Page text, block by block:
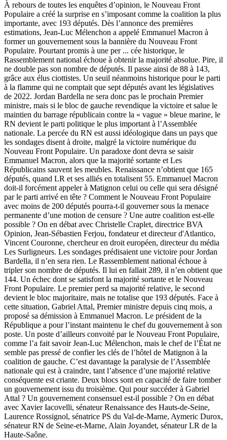
À rebours de toutes les enquêtes d’opinion, le Nouveau Front
Populaire a créé la surprise en s’imposant comme la coalition la plus
importante, avec 193 députés. Dès l’annonce des premières
estimations, Jean-Luc Mélenchon a appelé Emmanuel Macron à
former un gouvernement sous la bannière du Nouveau Front
Populaire. Pourtant promis à une per ... cée historique, le
Rassemblement national échoue à obtenir la majorité absolue. Pire, il
ne double pas son nombre de députés. Il passe ainsi de 88 à 143,
grâce aux élus ciottistes. Un seuil néanmoins historique pour le parti
à la flamme qui ne comptait que sept députés avant les législatives
de 2022. Jordan Bardella ne sera donc pas le prochain Premier
ministre, mais si le bloc de gauche revendique la victoire et salue le
maintien du barrage républicain contre la « vague » bleue marine, le
RN devient le parti politique le plus important à l’Assemblée
nationale. La percée du RN est aussi idéologique dans un pays que
les sondages disent à droite, malgré la victoire numérique du
Nouveau Front Populaire. Un paradoxe dont devra se saisir
Emmanuel Macron, alors que la majorité sortante et Les
Républicains sauvent les meubles. Renaissance n’obtient que 165
députés, quand LR et ses alliés en totalisent 55. Emmanuel Macron
doit-il forcément appeler à Matignon celui ou celle qui sera désigné
par le parti arrivé en tête ? Comment le Nouveau Front Populaire
avec moins de 200 députés pourra-t-il gouverner sous la menace
permanente d’une motion de censure ? Une autre coalition est-elle
possible ? On en débat avec Christelle Craplet, directrice BVA
Opinion, Jean-Sébastien Ferjou, fondateur et directeur d'Atlantico,
Vincent Couronne, chercheur en droit européen, directeur du média
Les Surligneurs. Les sondages prédisaient une victoire pour Jordan
Bardella, il n’en sera rien. Le Rassemblement national échoue à
tripler son nombre de députés. Il lui en fallait 289, il n’en obtient que
144. Un échec dont se satisfont la majorité sortante et le Nouveau
Front Populaire. Le premier perd sa majorité relative, le second
devient le bloc majoritaire, mais ne totalise que 193 députés. Face à
cette situation, Gabriel Attal, Premier ministre depuis cinq mois, a
proposé sa démission à Emmanuel Macron. Le président de la
République a pour l’instant maintenu le chef du gouvernement à son
poste. Un poste d’ailleurs convoité par le Nouveau Front Populaire,
comme l’a fait savoir Jean-Luc Mélenchon, mais le chef de l’État ne
semble pas pressé de confier les clés de l’hôtel de Matignon à la
coalition de gauche. C’est davantage la paralysie de l’Assemblée
nationale qui est à craindre, tant l’absence d’une majorité relative
conséquente est criante. Deux blocs sont en capacité de faire tomber
un gouvernement issu du troisième. Qui pour succéder à Gabriel
Attal ? Un gouvernement consensuel est-il possible ? On en débat
avec Xavier Iacovelli, sénateur Renaissance des Hauts-de-Seine,
Laurence Rossignol, sénatrice PS du Val-de-Marne, Aymeric Durox,
sénateur RN de Seine-et-Marne, Alain Joyandet, sénateur LR de la
Haute-Saône.